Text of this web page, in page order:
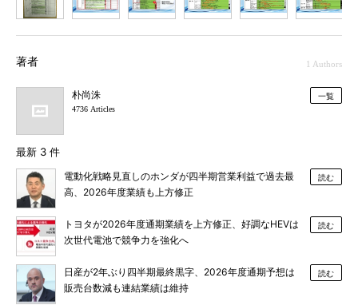
著者 1 Authors
朴尚洙
4736 Articles
一覧
最新 3 件
電動化戦略見直しのホンダが四半期営業利益で過去最
高、2026年度業績も上方修正
読む
トヨタが2026年度通期業績を上方修正、好調なHEVは
次世代電池で競争力を強化へ
読む
日産が2年ぶり四半期最終黒字、2026年度通期予想は
販売台数減も連結業績は維持
読む